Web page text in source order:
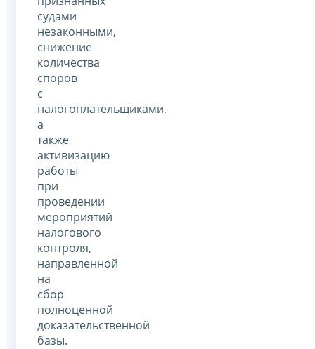
судами
незаконными,
снижение
количества
споров
с
налогоплательщиками,
а
также
активизацию
работы
при
проведении
мероприятий
налогового
контроля,
направленной
на
сбор
полноценной
доказательственной
базы.